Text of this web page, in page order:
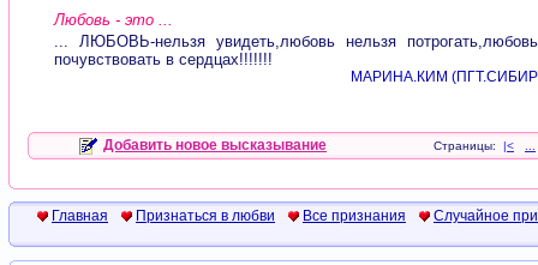
Любовь - это ...
... ЛЮБОВЬ-нельзя увидеть,любовь нельзя
почувствовать в сердцах!!!!!!!
МАРИНА.КИМ
Добавить новое высказывание Страницы: |<
Главная Признаться в любви Все признания Случайное